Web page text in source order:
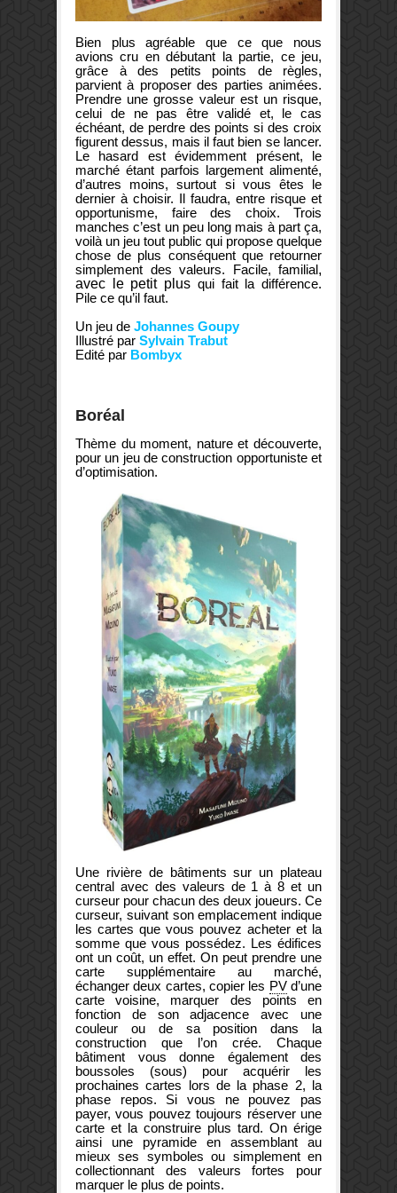
Bien plus agréable que ce que nous
avions cru en débutant la partie, ce jeu,
grâce à des petits points de règles,
parvient à proposer des parties animées.
Prendre une grosse valeur est un risque,
celui de ne pas être validé et, le cas
échéant, de perdre des points si des croix
figurent dessus, mais il faut bien se lancer.
Le hasard est évidemment présent, le
marché étant parfois largement alimenté,
d’autres moins, surtout si vous êtes le
dernier à choisir. Il faudra, entre risque et
opportunisme, faire des choix. Trois
manches c’est un peu long mais à part ça,
voilà un jeu tout public qui propose quelque
chose de plus conséquent que retourner
simplement des valeurs. Facile, familial,
avec le petit plus qui fait la différence.
Pile ce qu’il faut.
Un jeu de Johannes Goupy
Illustré par Sylvain Trabut
Edité par Bombyx
Boréal
Thème du moment, nature et découverte,
pour un jeu de construction opportuniste et
d’optimisation.
Une rivière de bâtiments sur un plateau
central avec des valeurs de 1 à 8 et un
curseur pour chacun des deux joueurs. Ce
curseur, suivant son emplacement indique
les cartes que vous pouvez acheter et la
somme que vous possédez. Les édifices
ont un coût, un effet. On peut prendre une
carte supplémentaire au marché,
échanger deux cartes, copier les PVd’une
carte voisine, marquer des points en
fonction de son adjacence avec une
couleur ou de sa position dans la
construction que l’on crée. Chaque
bâtiment vous donne également des
boussoles (sous) pour acquérir les
prochaines cartes lors de la phase 2, la
phase repos. Si vous ne pouvez pas
payer, vous pouvez toujours réserver une
carte et la construire plus tard. On érige
ainsi une pyramide en assemblant au
mieux ses symboles ou simplement en
collectionnant des valeurs fortes pour
marquer le plus de points.